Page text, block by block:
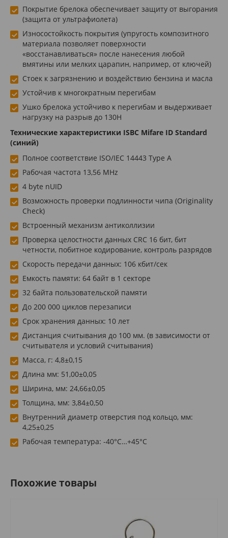
Покрытие брелока обеспечивает защиту от выгорания
(защита от ультрафиолета)
Износостойкость покрытия (упругость композитного
материала позволяет поверхности
«восстанавливаться» после нанесения любой
вмятины или мелких царапин, например, от ключей)
Стоек к загрязнению и воздействию бензина и масла
Устойчив к многократным перегибам
Ушко брелока устойчиво к перегибам и выдерживает
нагрузку на разрыв до 130Н
Технические характеристики ISBC Mifare ID Standard
(синий)
Полное соответствие ISO/IEC 14443 Type A
Рабочая частота 13,56 MHz
4 byte nUID
Возможность проверки подлинности чипа (Originality
Check)
Встроенный механизм антиколлизии
Проверка целостности данных CRC 16 бит, бит
четности, побитное кодирование, контроль разрядов
Скорость передачи данных: 106 кбит/сек
Емкость памяти: 64 байт в 1 секторе
32 байта пользовательской памяти
До 200 000 циклов перезаписи
Срок хранения данных: 10 лет
Дистанция считывания до 100 мм. (в зависимости от
считывателя и условий считывания)
Масса, г: 4,8±0,15
Длина мм: 51,00±0,05
Ширина, мм: 24,66±0,05
Толщина, мм: 3,84±0,50
Внутренний диаметр отверстия под кольцо, мм:
4,25±0,25
Рабочая температура: -40°С…+45°С
Похожие товары